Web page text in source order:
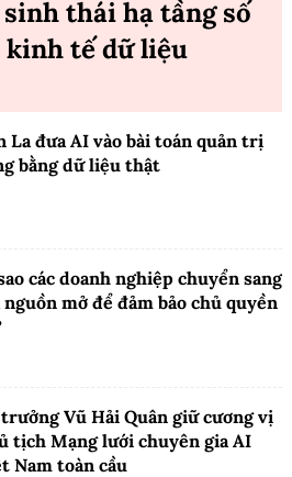
thái hạ tầng số
kinh tế dữ liệu
La đưa AI vào bài toán quản trị
bằng dữ liệu thật
các doanh nghiệp chuyển sang
nguồn mở để đảm bảo chủ quyền
Vũ Hải Quân giữ cương vị
tịch Mạng lưới chuyên gia AI
Nam toàn cầu